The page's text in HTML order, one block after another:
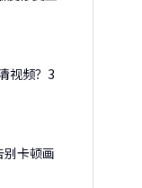
视频？3
卡顿画